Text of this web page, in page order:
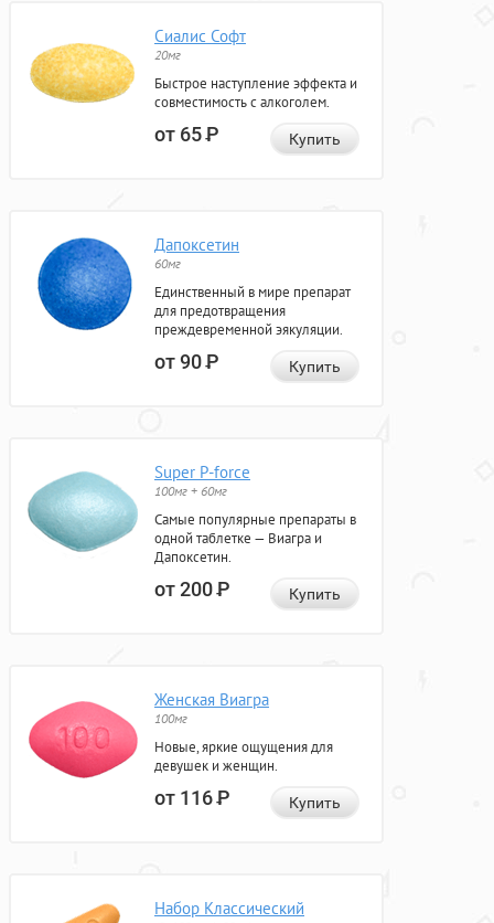
Сиалис Софт
20мг
Быстрое наступление эффекта и
совместимость с алкоголем.
от 65Р Купить
Дапоксетин
60мг
Единственный в мире препарат
для предотвращения
преждевременной эякуляции.
от 90Р Купить
Super P-force
100мг + 60мг
Самые популярные препараты в
одной таблетке — Виагра и
Дапоксетин.
от 200Р Купить
Женская Виагра
100мг
Новые, яркие ощущения для
девушек и женщин.
от 116Р Купить
Набор Классический